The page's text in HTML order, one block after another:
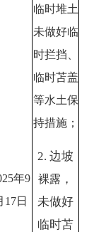
年9
17日
临时堆土
未做好临
时拦挡、
临时苫盖
等水土保
持措施；
2. 边坡
裸露 ，
未做好
临时苫